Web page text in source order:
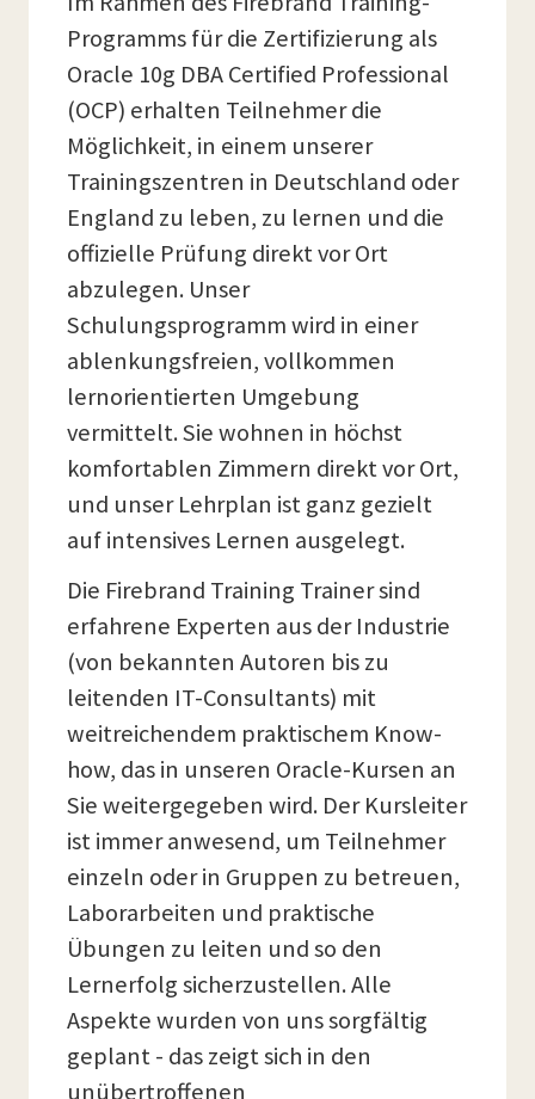
Programms für die Zertifizierung als
Oracle 10g DBA Certified Professional
(OCP) erhalten Teilnehmer die
Möglichkeit, in einem unserer
Trainingszentren in Deutschland oder
England zu leben, zu lernen und die
offizielle Prüfung direkt vor Ort
abzulegen. Unser
Schulungsprogramm wird in einer
ablenkungsfreien, vollkommen
lernorientierten Umgebung
vermittelt. Sie wohnen in höchst
komfortablen Zimmern direkt vor Ort,
und unser Lehrplan ist ganz gezielt
auf intensives Lernen ausgelegt.
Die Firebrand Training Trainer sind
erfahrene Experten aus der Industrie
(von bekannten Autoren bis zu
leitenden IT-Consultants) mit
weitreichendem praktischem Know-
how, das in unseren Oracle-Kursen an
Sie weitergegeben wird. Der Kursleiter
ist immer anwesend, um Teilnehmer
einzeln oder in Gruppen zu betreuen,
Laborarbeiten und praktische
Übungen zu leiten und so den
Lernerfolg sicherzustellen. Alle
Aspekte wurden von uns sorgfältig
geplant - das zeigt sich in den
unübertroffenen